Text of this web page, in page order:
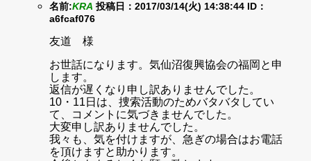
名前:KRA 投稿日：2017/03/14(火) 14:38:44 ID：
a6fcaf076
友道 様
お世話になります。気仙沼復興協会の福岡と申
します。
返信が遅くなり申し訳ありませんでした。
10・11日は、捜索活動のためバタバタしてい
て、コメントに気づきませんでした。
大変申し訳ありませんでした。
我々も、気を付けますが、急ぎの場合はお電話
を頂けますと助かります。